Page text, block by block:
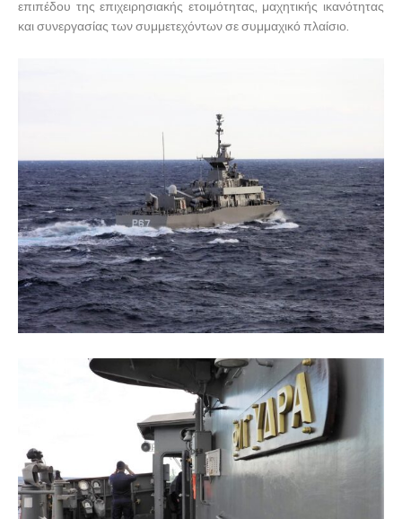
επιπέδου της επιχειρησιακής ετοιμότητας, μαχητικής ικανότητας
και συνεργασίας των συμμετεχόντων σε συμμαχικό πλαίσιο.